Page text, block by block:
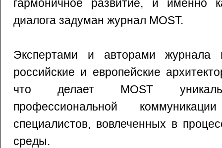
гармоничное развитие, и именно
диалога задуман журнал MOST.
Экспертами и авторами журнала
российские и европейские
что делает MOST
профессиональной
специалистов, вовлеченных в
среды.